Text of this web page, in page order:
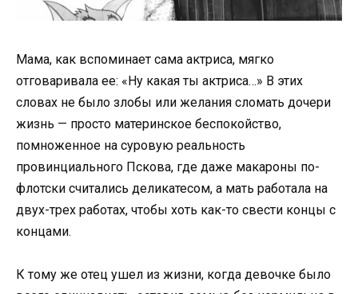
Мама, как вспоминает сама актриса, мягко
отговаривала ее: «Ну какая ты актриса…» В этих
словах не было злобы или желания сломать дочери
жизнь — просто материнское беспокойство,
помноженное на суровую реальность
провинциального Пскова, где даже макароны по-
флотски считались деликатесом, а мать работала на
двух-трех работах, чтобы хоть как-то свести концы с
концами.
К тому же отец ушел из жизни, когда девочке было